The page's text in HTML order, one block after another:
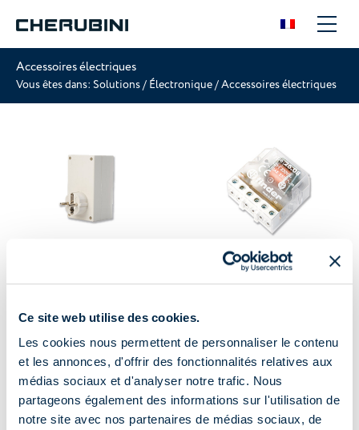
Ce site web utilise des cookies.
Les cookies nous permettent de personnaliser le contenu
et les annonces, d'offrir des fonctionnalités relatives aux
médias sociaux et d'analyser notre trafic. Nous
partageons également des informations sur l'utilisation de
notre site avec nos partenaires de médias sociaux, de
Accessoires électriques
Vous êtes dans: Solutions/ Électronique/Accessoires électriques
COMFORT
Télérupteur